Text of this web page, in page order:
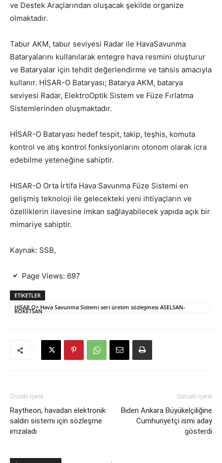
ve Destek Araçlarından oluşacak şekilde organize
olmaktadır.
Tabur AKM, tabur seviyesi Radar ile HavaSavunma
Bataryalarını kullanılarak entegre hava resmini oluşturur
ve Bataryalar için tehdit değerlendirme ve tahsis amacıyla
kullanır. HİSAR-O Bataryası; Batarya AKM, batarya
seviyesi Radar, ElektroOptik Sistem ve Füze Fırlatma
Sistemlerinden oluşmaktadır.
HİSAR-O Bataryası hedef tespit, takip, teşhis, komuta
kontrol ve atış kontrol fonksiyonlarını otonom olarak icra
edebilme yeteneğine sahiptir.
HISAR-O Orta İrtifa Hava Savunma Füze Sistemi en
gelişmiş teknoloji ile gelecekteki yeni ihtiyaçların ve
özelliklerin ilavesine imkan sağlayabilecek yapıda açık bir
mimariye sahiptir.
Kaynak: SSB,
Page Views: 697
ETIKETLER
HİSAR O+ Hava Savunma Sistemi seri üretim sözleşmesi ASELSAN-
ROKETSAN
Önceki İçerik
Raytheon, havadan elektronik
saldırı sistemi için sözleşme
imzaladı
Sonraki İçerik
Biden Ankara Büyükelçiliğine
Cumhuriyetçi ismi aday
gösterdi